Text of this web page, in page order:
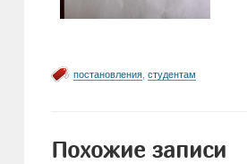
постановления, студентам
Похожие записи